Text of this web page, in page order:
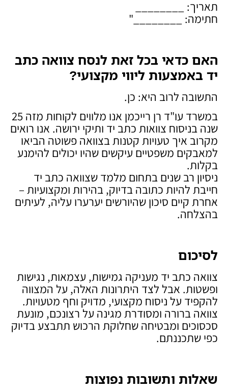
תאריך: ________
חתימה: ________"
האם כדאי בכל זאת לנסח צוואה כתב
יד באמצעות ליווי מקצועי?
התשובה לרוב היא: כן.
במשרד עו"ד רן רייכמן אנו מלווים לקוחות מזה 25
שנה בניסוח צוואות כתב יד ותיקי ירושה. אנו רואים
מקרוב איך טעויות קטנות בצוואה פשוטה הביאו
למאבקים משפטיים עיקשים שהיו יכולים להימנע
בקלות.
ניסיון רב שנים בתחום מלמד שצוואה כתב יד
חייבת להיות כתובה בדיוק, בהירות ומקצועיות –
אחרת קיים סיכון שהיורשים יערערו עליה, לעיתים
בהצלחה.
לסיכום
צוואה כתב יד מעניקה גמישות, עצמאות, נגישות
ופשטות. אבל לצד היתרונות האלה, על המצווה
להקפיד על ניסוח מקצועי, מדויק וחף מטעויות.
צוואה ברורה ומסודרת מגינה על רצונכם, מונעת
סכסוכים ומבטיחה שחלוקת הרכוש תתבצע בדיוק
כפי שתכננתם.
שאלות ותשובות נפוצות